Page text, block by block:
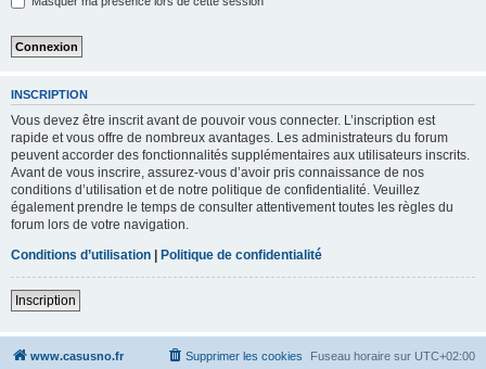
INSCRIPTION
Vous devez être inscrit avant de pouvoir vous connecter. L’inscription est
rapide et vous offre de nombreux avantages. Les administrateurs du forum
peuvent accorder des fonctionnalités supplémentaires aux utilisateurs inscrits.
Avant de vous inscrire, assurez-vous d’avoir pris connaissance de nos
conditions d’utilisation et de notre politique de confidentialité. Veuillez
également prendre le temps de consulter attentivement toutes les règles du
forum lors de votre navigation.
Conditions d’utilisation | Politique de confidentialité
Inscription
www.casusno.fr Fuseau horaire sur UTC+02:00
Supprimer les cookies